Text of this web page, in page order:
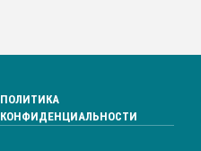
ПОЛИТИКА
КОНФИДЕНЦИАЛЬНОСТИ